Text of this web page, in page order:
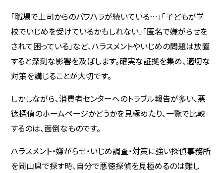
「職場で上司からのパワハラが続いている…」「子どもが学
校でいじめを受けているかもしれない」「匿名で嫌がらせを
されて困っている」など、ハラスメントやいじめの問題は放置
すると深刻な影響を及ぼします。確実な証拠を集め、適切な
対策を講じることが大切です。
しかしながら、消費者センターへのトラブル報告が多い、悪
徳探偵のホームページかどうかを見極めたり、一覧で比較
するのは、面倒なものです。
ハラスメント・嫌がらせ・いじめ調査・対策に強い探偵事務所
を岡山県で探す時、自分で悪徳探偵を見極めるのは難し